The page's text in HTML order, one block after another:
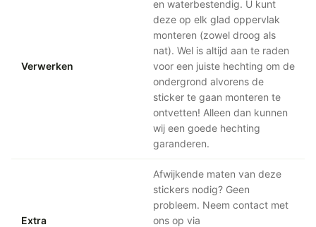
Verwerken
en waterbestendig. U kunt
deze op elk glad oppervlak
monteren (zowel droog als
nat). Wel is altijd aan te raden
voor een juiste hechting om de
ondergrond alvorens de
sticker te gaan monteren te
ontvetten! Alleen dan kunnen
wij een goede hechting
garanderen.
Extra
Afwijkende maten van deze
stickers nodig? Geen
probleem. Neem contact met
ons op via